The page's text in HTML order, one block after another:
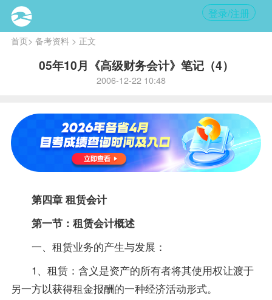
登录/注册
首页> 备考资料> 正文
05年10月《高级财务会计》笔记（4）
2006-12-22 10:48
第四章 租赁会计
第一节：租赁会计概述
一、租赁业务的产生与发展：
1、租赁：含义是资产的所有者将其使用权让渡于
另一方以获得租金报酬的一种经济活动形式。